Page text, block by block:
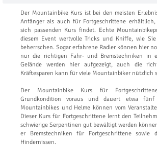
Der Mountainbike Kurs ist bei den meisten
Anfänger als auch für Fortgeschrittene
sich passenden Kurs findet. Echte
diesem Event wertvolle Tricks und Kniffe, wie
beherrschen. Sogar erfahrene Radler können hier
nur die richtigen Fahr- und Bremstechniken in
Gelände werden hier aufgezeigt, auch die
Kräftesparen kann für viele Mountainbiker nützlich
Der Mountainbike Kurs für
Grundkondition voraus und dauert etwa
Mountainbikes und Helme können vom
Dieser Kurs für Fortgeschrittene lernt den
schwierige Serpentinen gut bewältigt werden
er Bremstechniken für Fortgeschrittene sowie
Hindernissen.